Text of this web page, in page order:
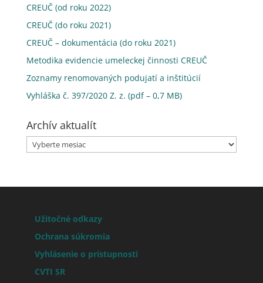
CREUČ (od roku 2022)
CREUČ (do roku 2021)
CREUČ – dokumentácia (do roku 2021)
Metodika evidencie umeleckej činnosti CREUČ
Zoznamy renomovaných podujatí a inštitúcií
Vyhláška č. 397/2020 Z. z. (pdf – 0,7 MB)
Archív aktualít
Archív
aktualít
Užitočné odkazy
Ochrana súkromia
Vyhlásenie o prístupnosti
CVTI SR